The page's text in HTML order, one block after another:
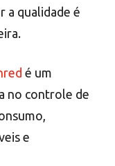
a qualidade é
é um
no controle de
e